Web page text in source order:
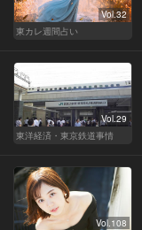
Vol.32
東カレ週間占い
Vol.29
東洋経済・東京鉄道事情
Vol.108